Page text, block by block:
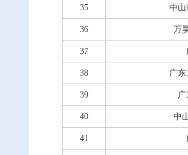
35 中山
36 万
37
38 广
39
40 中
41